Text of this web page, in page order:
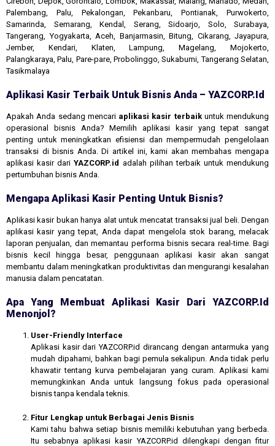
Palembang, Palu, Pekalongan, Pekanbaru, Pontianak, Purwokerto,
Samarinda, Semarang, Kendal, Serang, Sidoarjo, Solo, Surabaya,
Tangerang, Yogyakarta, Aceh, Banjarmasin, Bitung, Cikarang, Jayapura,
Jember, Kendari, Klaten, Lampung, Magelang, Mojokerto,
Palangkaraya, Palu, Pare-pare, Probolinggo, Sukabumi, Tangerang Selatan,
Tasikmalaya
Aplikasi Kasir Terbaik Untuk Bisnis Anda – YAZCORP.id
Apakah Anda sedang mencari aplikasi kasir terbaikuntuk mendukung
operasional bisnis Anda? Memilih aplikasi kasir yang tepat sangat
penting untuk meningkatkan efisiensi dan mempermudah pengelolaan
transaksi di bisnis Anda. Di artikel ini, kami akan membahas mengapa
aplikasi kasir dariYAZCORP.id adalah pilihan terbaik untuk mendukung
pertumbuhan bisnis Anda.
Mengapa Aplikasi Kasir Penting Untuk Bisnis?
Aplikasi kasir bukan hanya alat untuk mencatat transaksi jual beli. Dengan
aplikasi kasir yang tepat, Anda dapat mengelola stok barang, melacak
laporan penjualan, dan memantau performa bisnis secara real-time. Bagi
bisnis kecil hingga besar, penggunaan aplikasi kasir akan sangat
membantu dalam meningkatkan produktivitas dan mengurangi kesalahan
manusia dalam pencatatan.
Apa Yang Membuat Aplikasi Kasir Dari YAZCORP.id
Menonjol?
User-Friendly Interface
Aplikasi kasir dari YAZCORP.id dirancang dengan antarmuka yang
mudah dipahami, bahkan bagi pemula sekalipun. Anda tidak perlu
khawatir tentang kurva pembelajaran yang curam. Aplikasi kami
memungkinkan Anda untuk langsung fokus pada operasional
bisnis tanpa kendala teknis.
Fitur Lengkap untuk Berbagai Jenis Bisnis
Kami tahu bahwa setiap bisnis memiliki kebutuhan yang berbeda.
Itu sebabnya aplikasi kasir YAZCORP.id dilengkapi dengan fitur